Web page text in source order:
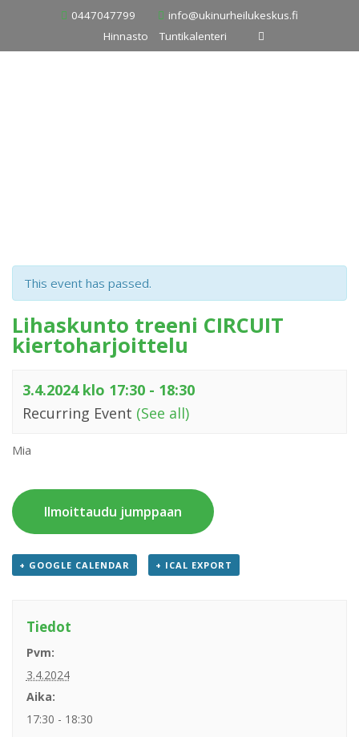
content
0447047799
info@ukinurheilukeskus.fi
Hinnasto
Tuntikalenteri
This event has passed.
Lihaskunto treeni CIRCUIT
kiertoharjoittelu
3.4.2024 klo 17:30 - 18:30
Recurring Event (See all)
Mia
Ilmoittaudu jumppaan
+ GOOGLE CALENDAR + ICAL EXPORT
Tiedot
Pvm:
3.4.2024
Aika:
17:30 - 18:30